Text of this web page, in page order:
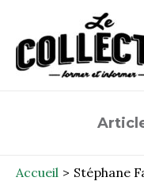
contenu
Accueil Stéphane